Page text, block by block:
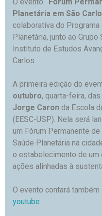
Planetária em São
colaborativa do
Planetária, junto ao
Instituto de Estudos
Carlos.
A primeira edição do
outubro, quarta-feira,
Jorge Caron da Escola
(EESC-USP). Nela será
um Fórum Permanente
Saúde Planetária na
o estabelecimento de
ações alinhadas à
O evento contará
youtube